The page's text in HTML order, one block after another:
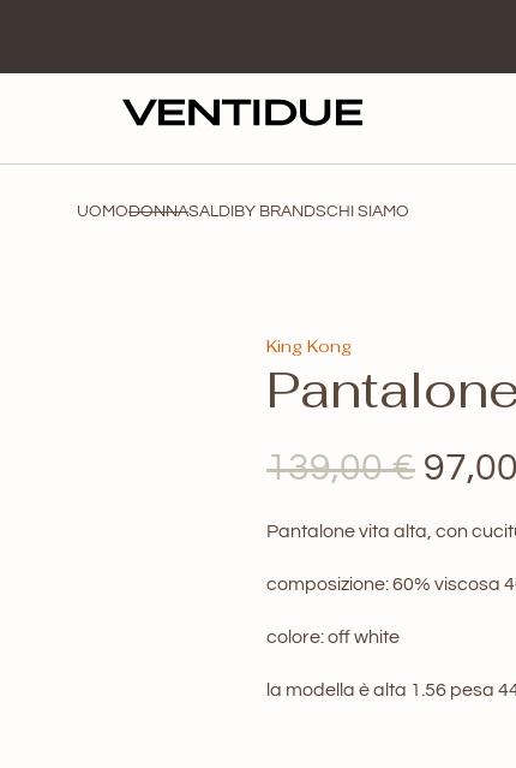
UOMODONNASALDI BY BRANDSCHI SIAMO
King Kong
139,00€ Il
97,00
Pantalone vita alta, con
composizione: 60% viscosa
colore: off white
la modella è alta 1.56 pesa